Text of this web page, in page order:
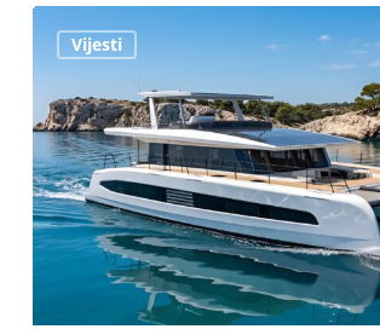
Vijesti
solarni
od
60
stopa
spaja
njemačku
tehnologiju